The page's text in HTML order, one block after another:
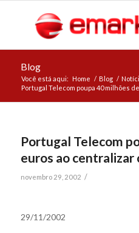
Blog
Você está aqui: Home / Blog /
Portugal Telecom poupa 40 milhões
Portugal Telecom
euros ao centralizar
novembro 29, 2002 /
29/11/2002